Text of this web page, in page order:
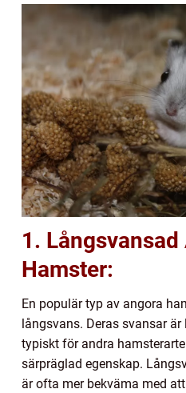
1. Långsvansad
Hamster:
En populär typ av angora
långsvans. Deras svansar
typiskt för andra
särpräglad egenskap.
är ofta mer bekväma med